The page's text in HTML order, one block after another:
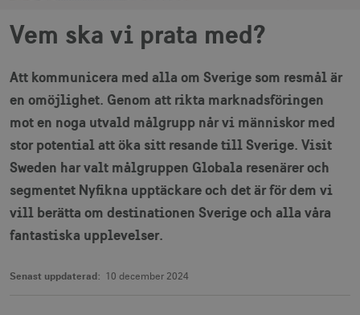
Vem ska vi prata med?
Att kommunicera med alla om Sverige som resmål är
en omöjlighet. Genom att rikta marknadsföringen
mot en noga utvald målgrupp når vi människor med
stor potential att öka sitt resande till Sverige. Visit
Sweden har valt målgruppen Globala resenärer och
segmentet Nyfikna upptäckare och det är för dem vi
vill berätta om destinationen Sverige och alla våra
fantastiska upplevelser.
Senast uppdaterad: 10 december 2024